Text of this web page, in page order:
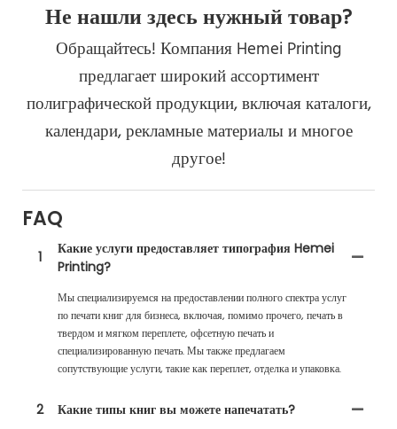
Не нашли здесь нужный товар?
Обращайтесь! Компания Hemei Printing
предлагает широкий ассортимент
полиграфической продукции, включая каталоги,
календари, рекламные материалы и многое
другое!
FAQ
1
Какие услуги предоставляет типография Hemei
Printing?
Мы специализируемся на предоставлении полного спектра услуг
по печати книг для бизнеса, включая, помимо прочего, печать в
твердом и мягком переплете, офсетную печать и
специализированную печать. Мы также предлагаем
сопутствующие услуги, такие как переплет, отделка и упаковка.
2
Какие типы книг вы можете напечатать?